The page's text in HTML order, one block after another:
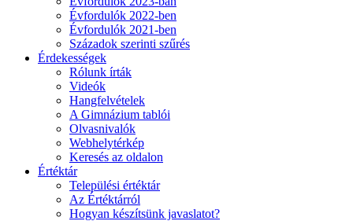
Évfordulók 2022-ben
Évfordulók 2021-ben
Századok szerinti szűrés
Érdekességek
Rólunk írták
Videók
Hangfelvételek
A Gimnázium tablói
Olvasnivalók
Webhelytérkép
Keresés az oldalon
Értéktár
Települési értéktár
Az Értéktárról
Hogyan készítsünk javaslatot?